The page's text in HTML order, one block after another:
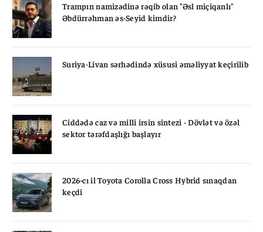
Trampın namizədinə rəqib olan "Əsl miçiqanlı"
Əbdürrəhman əs-Seyid kimdir?
Suriya-Livan sərhədində xüsusi əməliyyat keçirilib
Ciddədə caz və milli irsin sintezi - Dövlət və özəl
sektor tərəfdaşlığı başlayır
2026-cı il Toyota Corolla Cross Hybrid sınaqdan
keçdi